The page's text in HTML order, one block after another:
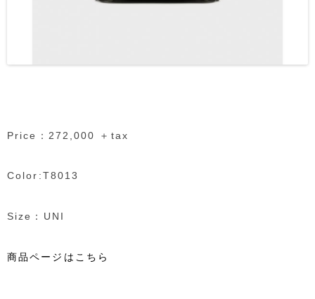
Price：272,000 ＋tax
Color:T8013
Size：UNI
商品ページはこちら